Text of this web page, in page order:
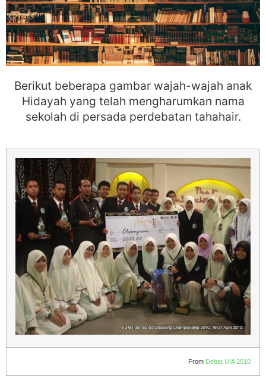
Berikut beberapa gambar wajah-wajah anak
Hidayah yang telah mengharumkan nama
sekolah di persada perdebatan tahahair.
From Debat UIA 2010